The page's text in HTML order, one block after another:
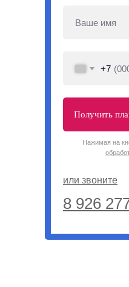
+7
Получить
Нажимая на
или звоните
8 926